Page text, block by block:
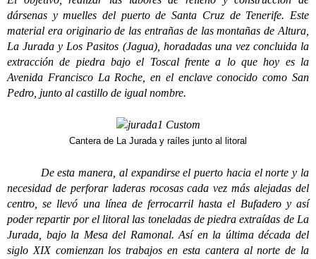
dársenas y muelles del puerto de Santa Cruz de Tenerife. Este
material era originario de las entrañas de las montañas de Altura,
La Jurada y Los Pasitos (Jagua), horadadas una vez concluida la
extracción de piedra bajo el Toscal frente a lo que hoy es la
Avenida Francisco La Roche, en el enclave conocido como San
Pedro, junto al castillo de igual nombre.
Cantera de La Jurada y raíles junto al litoral
De esta manera, al expandirse el puerto hacia el norte y la
necesidad de perforar laderas rocosas cada vez más alejadas del
centro, se llevó una línea de ferrocarril hasta el Bufadero y así
poder repartir por el litoral las toneladas de piedra extraídas de La
Jurada, bajo la Mesa del Ramonal. Así en la última década del
siglo XIX comienzan los trabajos en esta cantera al norte de la